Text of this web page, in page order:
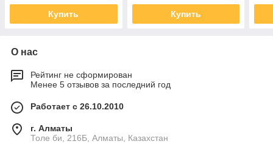
Купить Купить
О нас
Рейтинг не сформирован
Менее 5 отзывов за последний год
Работает с 26.10.2010
г. Алматы
Толе би, 216Б, Алматы, Казахстан